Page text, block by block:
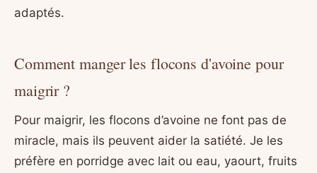
adaptés.
Comment manger les flocons d'avoine pour
maigrir ?
Pour maigrir, les flocons d’avoine ne font pas de
miracle, mais ils peuvent aider la satiété. Je les
préfère en porridge avec lait ou eau, yaourt, fruits